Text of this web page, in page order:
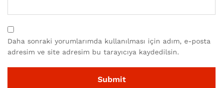
Daha sonraki yorumlarımda kullanılması için adım, e-posta
adresim ve site adresim bu tarayıcıya kaydedilsin.